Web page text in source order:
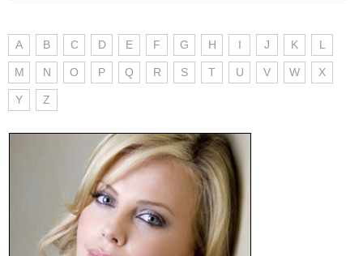
A B C D E F G H I J K L
M N O P Q R S T U V W X
Y Z